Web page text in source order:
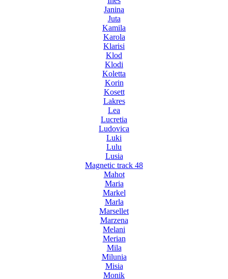
Janina
Juta
Kamila
Karola
Klarisi
Klod
Klodi
Koletta
Korin
Kosett
Lakres
Lea
Lucretia
Ludovica
Luki
Lulu
Lusia
Magnetic track 48
Mahot
Maria
Markel
Marla
Marsellet
Marzena
Melani
Merian
Mila
Milunia
Misia
Monik